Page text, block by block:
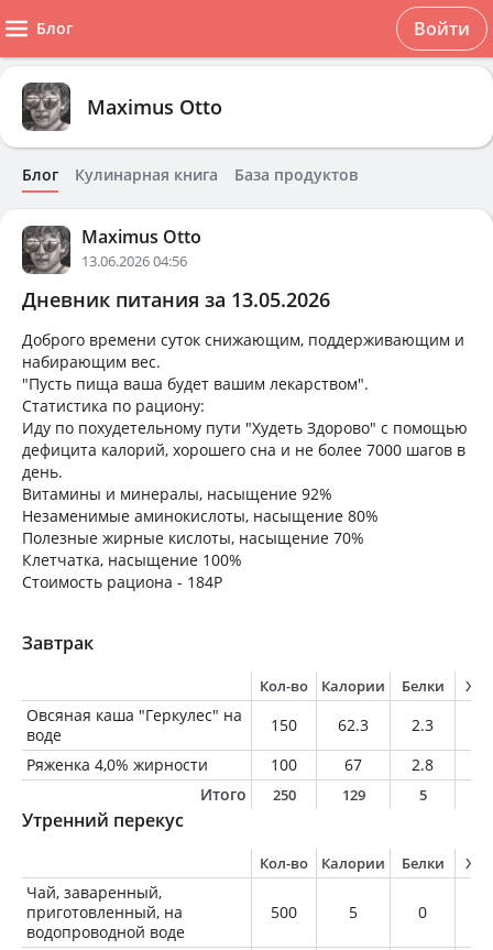
Блог Войти
Maximus Otto
Блог Кулинарная книга База продуктов
Maximus Otto
13.06.2026 04:56
Дневник питания за 13.05.2026
Доброго времени суток снижающим, поддерживающим и
набирающим вес.
"Пусть пища ваша будет вашим лекарством".
Статистика по рациону:
Иду по похудетельному пути "Худеть Здорово" с помощью
дефицита калорий, хорошего сна и не более 7000 шагов в
день.
Витамины и минералы, насыщение 92%
Незаменимые аминокислоты, насыщение 80%
Полезные жирные кислоты, насыщение 70%
Клетчатка, насыщение 100%
Стоимость рациона - 184Р
Завтрак
Кол-во Калории Белки
Овсяная каша "Геркулес" на
воде
150 62.3 2.3
Ряженка 4,0% жирности
100 67 2.8
Итого
250 129 5
Утренний перекус
Кол-во Калории Белки
Чай, заваренный,
приготовленный, на
водопроводной воде
500 5 0